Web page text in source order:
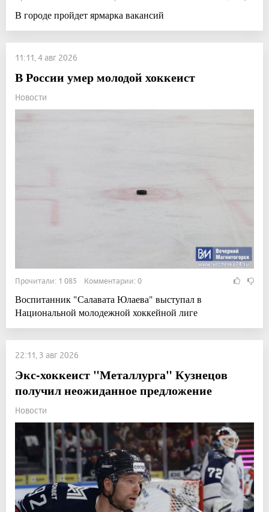
В городе пройдет ярмарка вакансий
11:11, 4 авг 2026
В России умер молодой хоккеист
Новости
Прочитали: 1 085 Комментарии: 0
Воспитанник "Салавата Юлаева" выступал в
Национальной молодежной хоккейной лиге
22:11, 3 авг 2026
Экс-хоккеист "Металлурга" Кузнецов
получил неожиданное предложение
Новости